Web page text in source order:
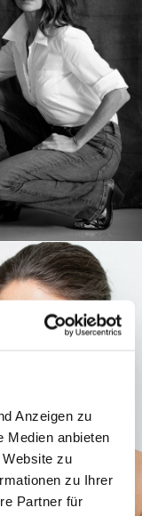
Anzeigen zu
Medien anbieten
zu
zu Ihrer
Partner für